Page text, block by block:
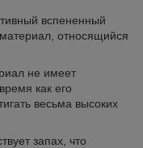
вспененный
относящийся
не имеет
как его
весьма высоких
запах, что